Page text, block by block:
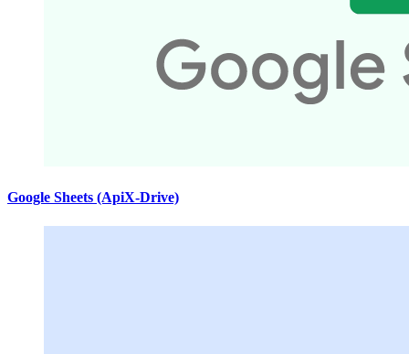
Google Sheets (ApiX-Drive)